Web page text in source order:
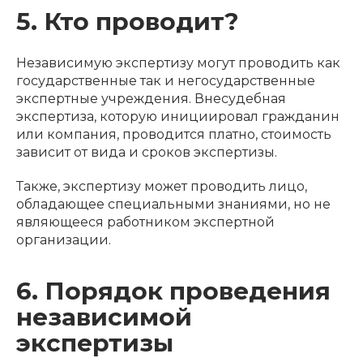
5. Кто проводит?
Независимую экспертизу могут проводить как
государственные так и негосударственные
экспертные учреждения. Внесудебная
экспертиза, которую инициировал гражданин
или компания, проводится платно, стоимость
зависит от вида и сроков экспертизы.
Также, экспертизу может проводить лицо,
обладающее специальными знаниями, но не
являющееся работником экспертной
организации.
6. Порядок проведения
независимой
экспертизы